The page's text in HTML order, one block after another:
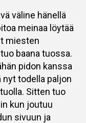
väline hänellä
meinaa löytää
miesten
baana tuossa.
pidon kanssa
todella paljon
Sitten tuo
kun joutuu
sivuun ja